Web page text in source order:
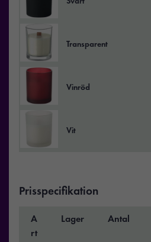
Transparent
Vinröd
Vit
Prisspecifikation
A
rt
Lager Antal